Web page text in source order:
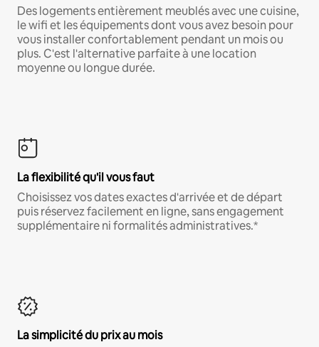
Des logements entièrement meublés avec une cuisine,
le wifi et les équipements dont vous avez besoin pour
vous installer confortablement pendant un mois ou
plus. C'est l'alternative parfaite à une location
moyenne ou longue durée.
La flexibilité qu'il vous faut
Choisissez vos dates exactes d'arrivée et de départ
puis réservez facilement en ligne, sans engagement
supplémentaire ni formalités administratives.*
La simplicité du prix au mois